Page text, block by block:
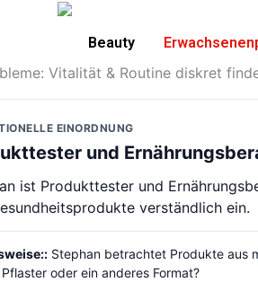
Beauty
Vitalität & Routine diskret
EINORDNUNG
und
ist Produkttester und
verständlich ein.
Stephan betrachtet Produkte aus
oder ein anderes Format?